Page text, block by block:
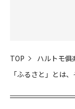
TOP
ハルトモ俱
「ふるさと」とは